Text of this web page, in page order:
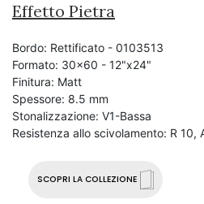
Effetto Pietra
SCOPRI LA COLLEZIONE
Bordo: Rettificato - 0103513
Formato: 30x60 - 12"x24"
Finitura: Matt
Spessore: 8.5 mm
Stonalizzazione: V1-Bassa
Resistenza allo scivolamento: R 10,